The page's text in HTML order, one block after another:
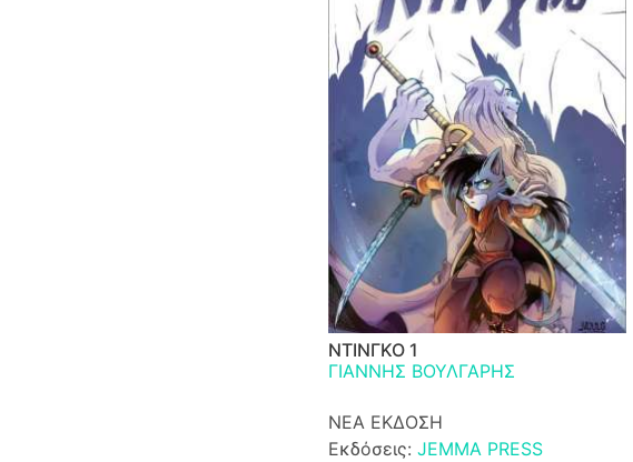
ΝΤΙΝΓΚΟ 1
ΓΙΑΝΝΗΣ ΒΟΥΛΓΑΡΗΣ
ΝΕΑ ΕΚΔΟΣΗ
Εκδόσεις: JEMMA PRESS